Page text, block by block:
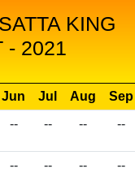
KING
- 2021
Jun Jul Aug
Sep
-- -- -- --
-- -- -- --